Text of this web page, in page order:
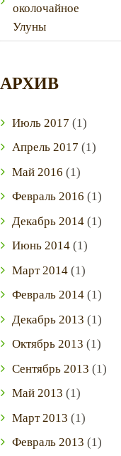
околочайное
Улуны
АРХИВ
Июль 2017 (1)
Апрель 2017 (1)
Май 2016 (1)
Февраль 2016 (1)
Декабрь 2014(1)
Июнь 2014(1)
Март2014(1)
Февраль 2014(1)
Декабрь 2013 (1)
Октябрь 2013 (1)
Сентябрь 2013 (1)
Май 2013 (1)
Март2013 (1)
Февраль 2013 (1)